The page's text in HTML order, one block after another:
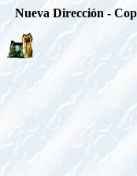
Nueva Dirección -